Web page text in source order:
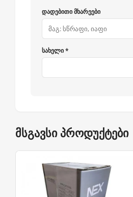
დადებითი მხარეები
სახელი *
მსგავსი პროდუქტები